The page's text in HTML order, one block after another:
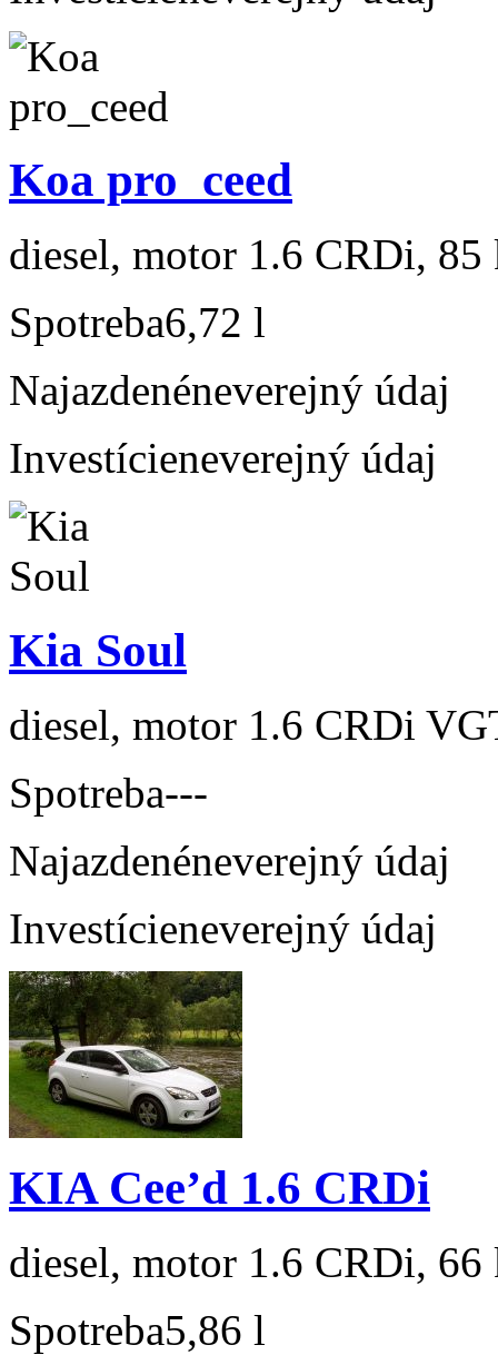
Koa pro_ceed
diesel, motor 1.6 CRDi, 85
Spotreba6,72 l
Najazdenéneverejný údaj
Investícieneverejný údaj
Kia Soul
diesel, motor 1.6 CRDi
Spotreba---
Najazdenéneverejný údaj
Investícieneverejný údaj
KIA Cee’d 1.6 CRDi
diesel, motor 1.6 CRDi, 66
Spotreba5,86 l